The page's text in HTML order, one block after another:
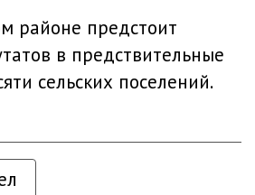
районе предстоит
в предствительные
сельских поселений.